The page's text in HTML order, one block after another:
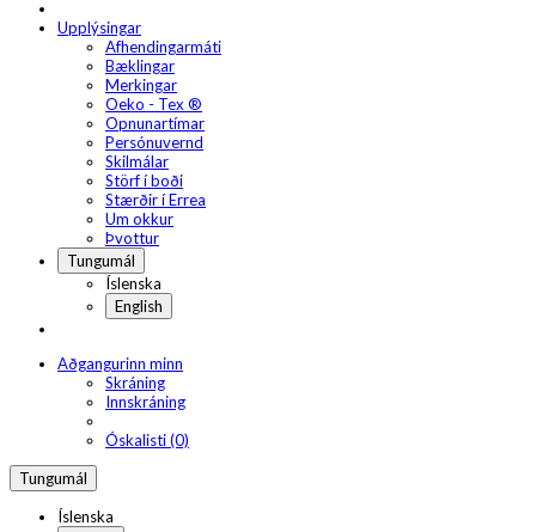
Upplýsingar
Afhendingarmáti
Bæklingar
Merkingar
Oeko - Tex ®
Opnunartímar
Persónuvernd
Skilmálar
Störf í boði
Stærðir í Errea
Um okkur
Þvottur
Tungumál
Íslenska
English
Aðgangurinn minn
Skráning
Innskráning
Óskalisti (0)
Tungumál
Íslenska